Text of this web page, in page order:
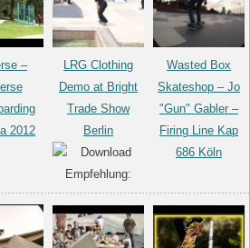
–
2012
LRG Clothing
Demo at Bright
Trade Show
Berlin
Wasted Box
Skateshop – Jo
"Gun" Gabler –
Firing Line Kap
686 Köln